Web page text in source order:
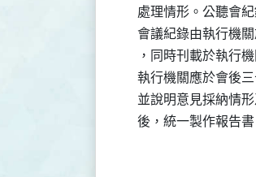
處理情形。公聽會
會議紀錄由執行機
，同時刊載於執行
執行機關應於會後
並說明意見採納